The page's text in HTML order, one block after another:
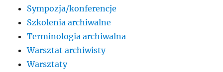
Sympozja/konferencje
Szkolenia archiwalne
Terminologia archiwalna
Warsztat archiwisty
Warsztaty